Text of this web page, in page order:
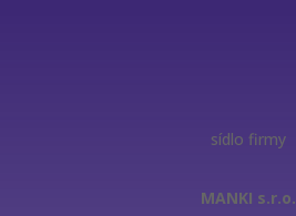
sídlo firmy
MANKI s.r.o.